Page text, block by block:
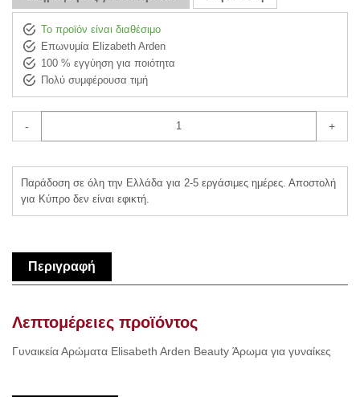
Το προϊόν είναι διαθέσιμο
Επωνυμία Elizabeth Arden
100 % εγγύηση για ποιότητα
Πολύ συμφέρουσα τιμή
- +
Παράδοση σε όλη την Ελλάδα για 2-5 εργάσιμες ημέρες. Αποστολή
για Κύπρο δεν είναι εφικτή.
Περιγραφή
Λεπτομέρειες προϊόντος
Γυναικεία Αρώματα Elisabeth Arden Beauty Άρωμα για γυναίκες